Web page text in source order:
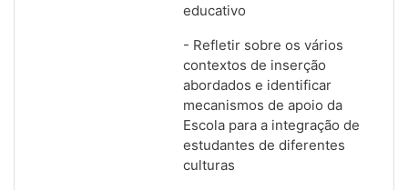
educativo
- Refletir sobre os vários
contextos de inserção
abordados e identificar
mecanismos de apoio da
Escola para a integração de
estudantes de diferentes
culturas